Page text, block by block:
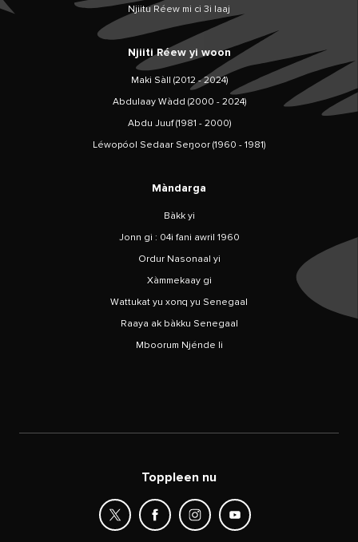
Njiitu Réew mi ci 3i laaj
Njiiti Réew yi woon
Maki Sàll (2012 - 2024)
Abdulaay Wàdd (2000 - 2024)
Abdu Juuf (1981 - 2000)
Léwopóol Sedaar Seŋoor (1960 - 1981)
Màndarga
Bàkk yi
Jonn gi : 04i fani awril 1960
Ordur Nasonaal yi
Xàmmekaay gi
Wattukat yu xonq yu Senegaal
Raaya ak bàkku Senegaal
Mboorum Njénde li
Toppleen nu